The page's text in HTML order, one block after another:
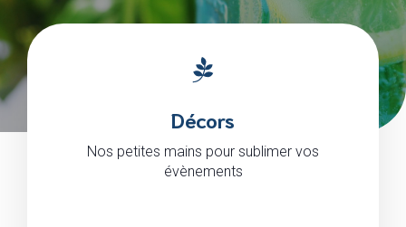
Décors
Nos petites mains pour sublimer vos
évènements